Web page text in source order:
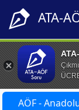
ATA-
AÖF -